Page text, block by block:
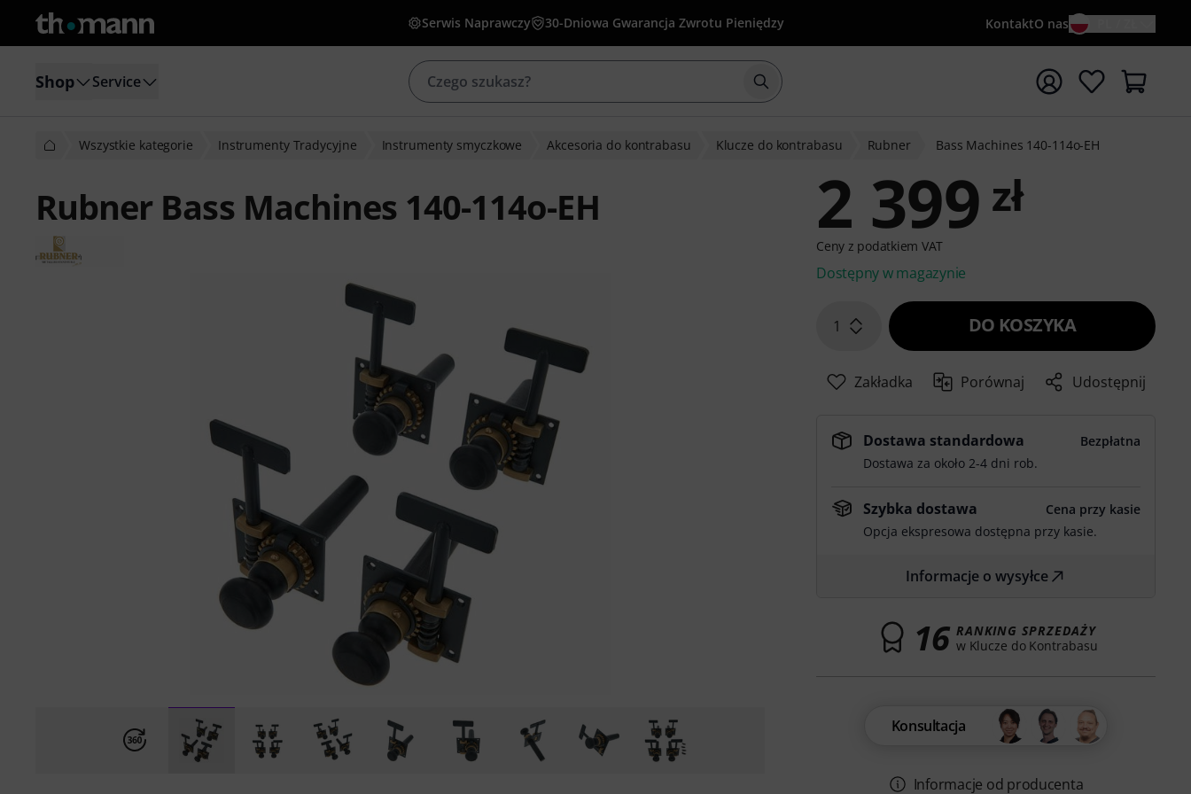
Serwis Naprawczy 30-Dniowa Gwarancja Zwrotu Pieniędzy KontaktO nas
Shop Service Rozpocznij wyszukiwanie od słowa kluczowego {searchTerm}
Wszystkie kategorie Instrumenty Tradycyjne Instrumenty smyczkowe Akcesoria do kontrabasu Klucze do kontrabasu Rubner Bass Machines 140-114o-EH
Rubner Bass Machines 140-114o-EH 2 399 zł
Ceny z podatkiem VAT
Dostępny w magazynie
1 DO KOSZYKA
Zakładka Porównaj Udostępnij
Dostawa standardowa
Bezpłatna
Dostawa za około 2-4 dni rob.
Szybka dostawa
Cena przy kasie
Opcja ekspresowa dostępna przy kasie.
Informacje o wysyłce
16 RANKING SPRZEDAŻY
w Klucze do Kontrabasu
Konsultacja
Informacje od producenta